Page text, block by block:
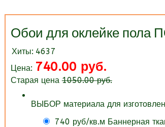
Обои для оклейке пола
Хиты: 4637
Цена: 740.00 руб.
Старая цена1050.00 руб.
ВЫБОР материала для
740 руб/кв.м Баннерная